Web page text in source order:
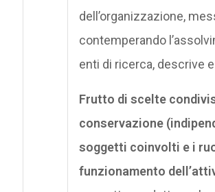
dell’organizzazione,
contemperando
enti di ricerca, descrive
Frutto di scelte
conservazione
soggetti coinvolti e i
funzionamento